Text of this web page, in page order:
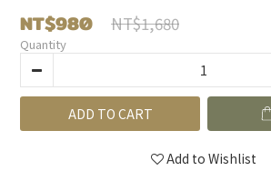
NT$980 NT$1,680
Quantity
ADD TO CART
Add to Wishlist